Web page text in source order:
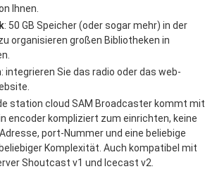
Ihnen.
: 50 GB Speicher (oder sogar mehr) in der
organisieren großen Bibliotheken in
: integrieren Sie das radio oder das web-
station cloud SAM Broadcaster kommt mit
encoder kompliziert zum einrichten, keine
port-Nummer und eine beliebige
Komplexität. Auch kompatibel mit
Shoutcast v1 und Icecast v2.